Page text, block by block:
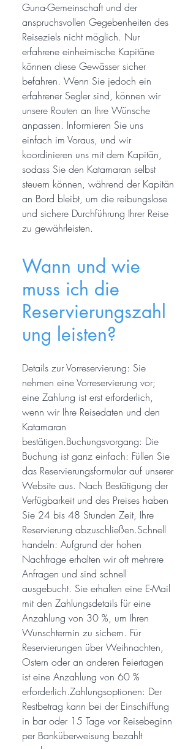
Guna-Gemeinschaft und der
anspruchsvollen Gegebenheiten des
Reiseziels nicht möglich. Nur
erfahrene einheimische Kapitäne
können diese Gewässer sicher
befahren. Wenn Sie jedoch ein
erfahrener Segler sind, können wir
unsere Routen an Ihre Wünsche
anpassen. Informieren Sie uns
einfach im Voraus, und wir
koordinieren uns mit dem Kapitän,
sodass Sie den Katamaran selbst
steuern können, während der Kapitän
an Bord bleibt, um die reibungslose
und sichere Durchführung Ihrer Reise
zu gewährleisten.
Wann und wie
muss ich die
Reservierungszahl
ung leisten?
Details zur Vorreservierung: Sie
nehmen eine Vorreservierung vor;
eine Zahlung ist erst erforderlich,
wenn wir Ihre Reisedaten und den
Katamaran
bestätigen.Buchungsvorgang: Die
Buchung ist ganz einfach: Füllen Sie
das Reservierungsformular auf unserer
Website aus. Nach Bestätigung der
Verfügbarkeit und des Preises haben
Sie 24 bis 48 Stunden Zeit, Ihre
Reservierung abzuschließen.Schnell
handeln: Aufgrund der hohen
Nachfrage erhalten wir oft mehrere
Anfragen und sind schnell
ausgebucht. Sie erhalten eine E-Mail
mit den Zahlungsdetails für eine
Anzahlung von 30 %, um Ihren
Wunschtermin zu sichern. Für
Reservierungen über Weihnachten,
Ostern oder an anderen Feiertagen
ist eine Anzahlung von 60 %
erforderlich.Zahlungsoptionen: Der
Restbetrag kann bei der Einschiffung
in bar oder 15 Tage vor Reisebeginn
per Banküberweisung bezahlt